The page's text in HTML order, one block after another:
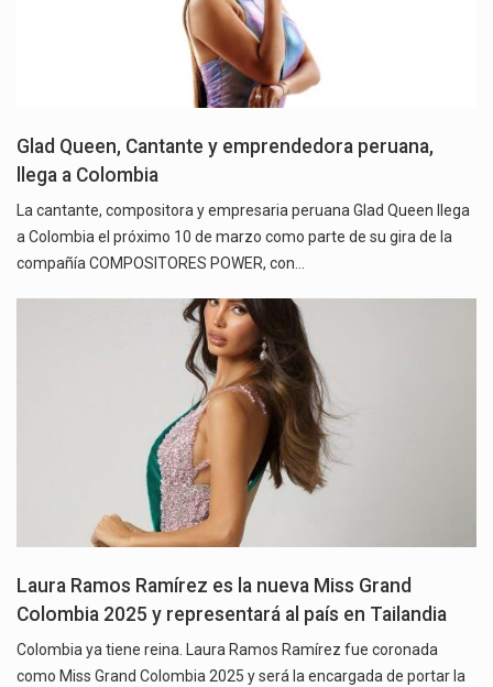
Glad Queen, Cantante y emprendedora peruana,
llega a Colombia
La cantante, compositora y empresaria peruana Glad Queen llega
a Colombia el próximo 10 de marzo como parte de su gira de la
compañía COMPOSITORES POWER, con…
Laura Ramos Ramírez es la nueva Miss Grand
Colombia 2025 y representará al país en Tailandia
Colombia ya tiene reina. Laura Ramos Ramírez fue coronada
como Miss Grand Colombia 2025 y será la encargada de portar la